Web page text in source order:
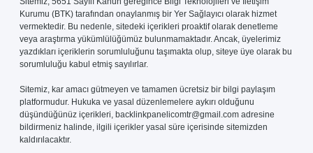
Kurumu (BTK) tarafından onaylanmış bir Yer Sağlayıcı olarak hizmet
vermektedir. Bu nedenle, sitedeki içerikleri proaktif olarak denetleme
veya araştırma yükümlülüğümüz bulunmamaktadır. Ancak, üyelerimiz
yazdıkları içeriklerin sorumluluğunu taşımakta olup, siteye üye olarak bu
sorumluluğu kabul etmiş sayılırlar.
Sitemiz, kar amacı gütmeyen ve tamamen ücretsiz bir bilgi paylaşım
platformudur. Hukuka ve yasal düzenlemelere aykırı olduğunu
düşündüğünüz içerikleri, backlinkpanelicomtr@gmail.com adresine
bildirmeniz halinde, ilgili içerikler yasal süre içerisinde sitemizden
kaldırılacaktır.